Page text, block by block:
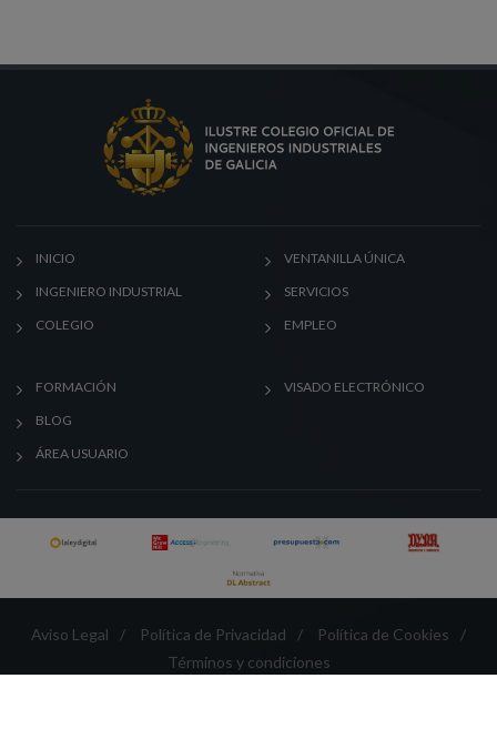
INICIO
INGENIERO INDUSTRIAL
COLEGIO
VENTANILLA ÚNICA
SERVICIOS
EMPLEO
FORMACIÓN
BLOG
ÁREA USUARIO
VISADO ELECTRÓNICO
Aviso Legal / Política de Privacidad / Política de Cookies
/
Términos y condiciones